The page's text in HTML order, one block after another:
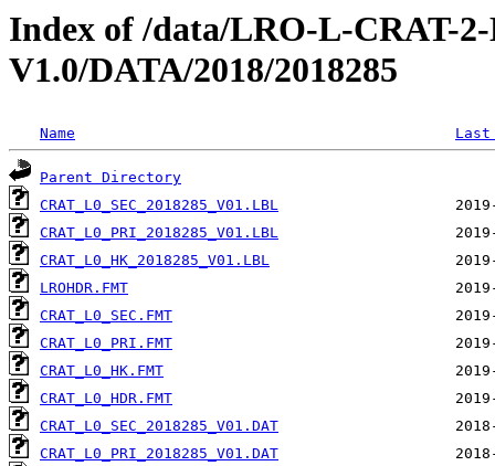
Index of /data/LRO-L-CRAT-
V1.0/DATA/2018/2018285
Name
Parent Directory
CRAT_L0_SEC_2018285_V01.LBL
CRAT_L0_PRI_2018285_V01.LBL
CRAT_L0_HK_2018285_V01.LBL
LROHDR.FMT
CRAT_L0_SEC.FMT
CRAT_L0_PRI.FMT
CRAT_L0_HK.FMT
CRAT_L0_HDR.FMT
CRAT_L0_SEC_2018285_V01.DAT
CRAT_L0_PRI_2018285_V01.DAT